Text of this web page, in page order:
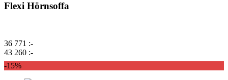
Flexi Hörnsoffa
36 771 :-
43 260 :-
-15%